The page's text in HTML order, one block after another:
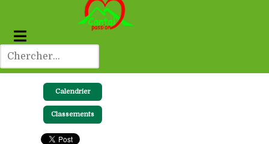
Calendrier
Classements